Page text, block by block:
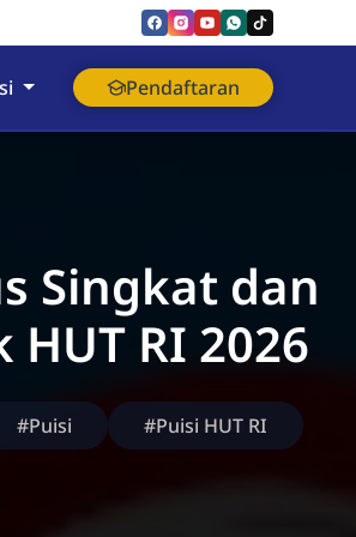
Pendaftaran
Singkat dan
RI 2026
#Puisi #Puisi HUT RI